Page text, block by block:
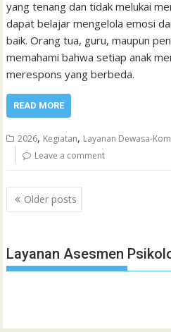
yang tenang dan tidak melukai
dapat belajar mengelola emosi
baik. Orang tua, guru, maupun
memahami bahwa setiap anak
merespons yang berbeda.
READ MORE
2026, Kegiatan, Layanan Dewasa-
Leave a comment
Posts
navigation
Older posts
Layanan Asesmen